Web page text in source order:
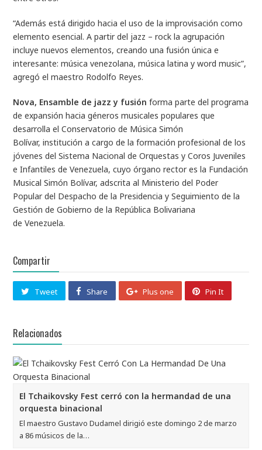
“Además está dirigido hacia el uso de la improvisación como
elemento esencial. A partir del jazz – rock la agrupación
incluye nuevos elementos, creando una fusión única e
interesante: música venezolana, música latina y word music”,
agregó el maestro Rodolfo Reyes.
Nova, Ensamble de jazz y fusión forma parte del programa
de expansión hacia géneros musicales populares que
desarrolla el Conservatorio de Música Simón
Bolívar, institución a cargo de la formación profesional de los
jóvenes del Sistema Nacional de Orquestas y Coros Juveniles
e Infantiles de Venezuela, cuyo órgano rector es la Fundación
Musical Simón Bolívar, adscrita al Ministerio del Poder
Popular del Despacho de la Presidencia y Seguimiento de la
Gestión de Gobierno de la República Bolivariana
de Venezuela.
Compartir
Tweet Share Plus one Pin It
Relacionados
El Tchaikovsky Fest cerró con la hermandad de una
orquesta binacional
El maestro Gustavo Dudamel dirigió este domingo 2 de marzo
a 86 músicos de la…